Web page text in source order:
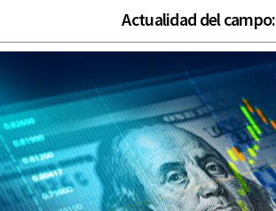
Actualidad del campo: